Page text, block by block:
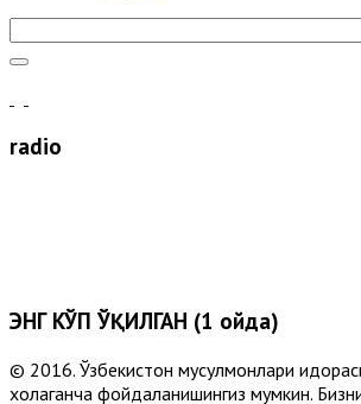
radio
ЭНГ КЎП ЎҚИЛГАН (1 ойда)
© 2016. Ўзбекистон мусулмонлари
хоҳлаганча фойдаланишингиз мумкин.